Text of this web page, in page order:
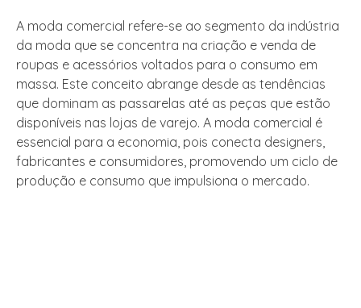
A moda comercial refere-se ao segmento da indústria
da moda que se concentra na criação e venda de
roupas e acessórios voltados para o consumo em
massa. Este conceito abrange desde as tendências
que dominam as passarelas até as peças que estão
disponíveis nas lojas de varejo. A moda comercial é
essencial para a economia, pois conecta designers,
fabricantes e consumidores, promovendo um ciclo de
produção e consumo que impulsiona o mercado.